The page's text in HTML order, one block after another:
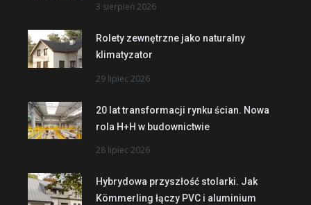
3 sierpień 2026
Rolety zewnętrzne jako naturalny
klimatyzator
29 lipiec 2026
20 lat transformacji rynku ścian. Nowa
rola H+H w budownictwie
28 lipiec 2026
Hybrydowa przyszłość stolarki. Jak
Kömmerling łączy PVC i aluminium